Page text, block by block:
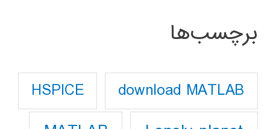
برچسب‌ها
download MATLAB
HSPICE